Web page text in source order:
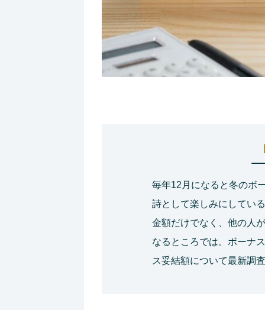
毎年12月になると冬のボ
詩として楽しみにしてい
金額だけでなく、他の人
なるところでは。ボーナ
ス妥結額について最新調